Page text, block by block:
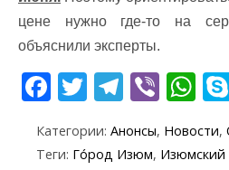
цене нужно где-то на
объяснили эксперты.
F
e
T
itt
T
e
Vi
er
W
at
Категории: Анонсы, Новости,
Теги: Го́род Изюм, Изюмский